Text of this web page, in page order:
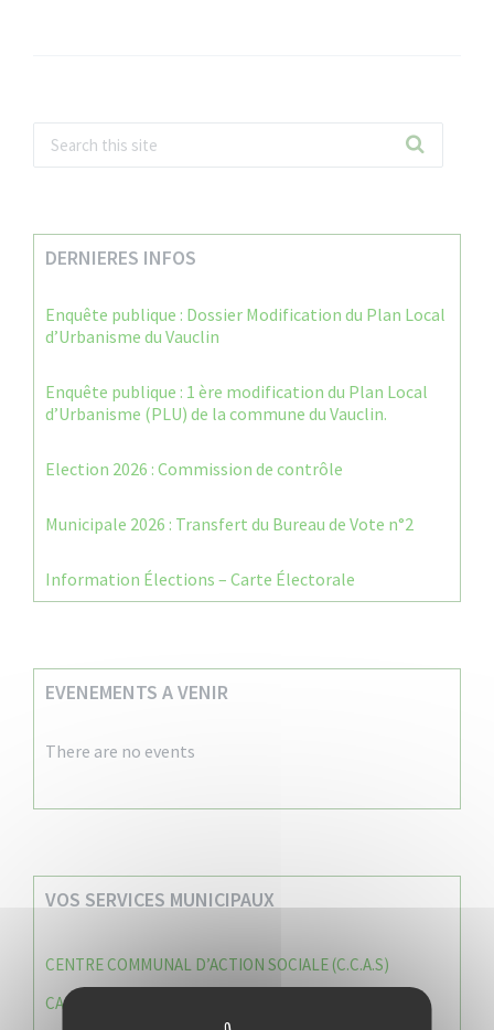
DERNIERES INFOS
Enquête publique : Dossier Modification du Plan Local
d’Urbanisme du Vauclin
Enquête publique : 1 ère modification du Plan Local
d’Urbanisme (PLU) de la commune du Vauclin.
Election 2026 : Commission de contrôle
Municipale 2026 : Transfert du Bureau de Vote n°2
Information Élections – Carte Électorale
EVENEMENTS A VENIR
There are no events
VOS SERVICES MUNICIPAUX
CENTRE COMMUNAL D’ACTION SOCIALE (C.C.A.S)
CAISSE DES ÉCOLES